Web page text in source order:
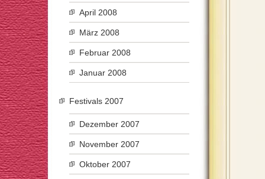
April 2008
März 2008
Februar 2008
Januar 2008
Festivals 2007
Dezember 2007
November 2007
Oktober 2007